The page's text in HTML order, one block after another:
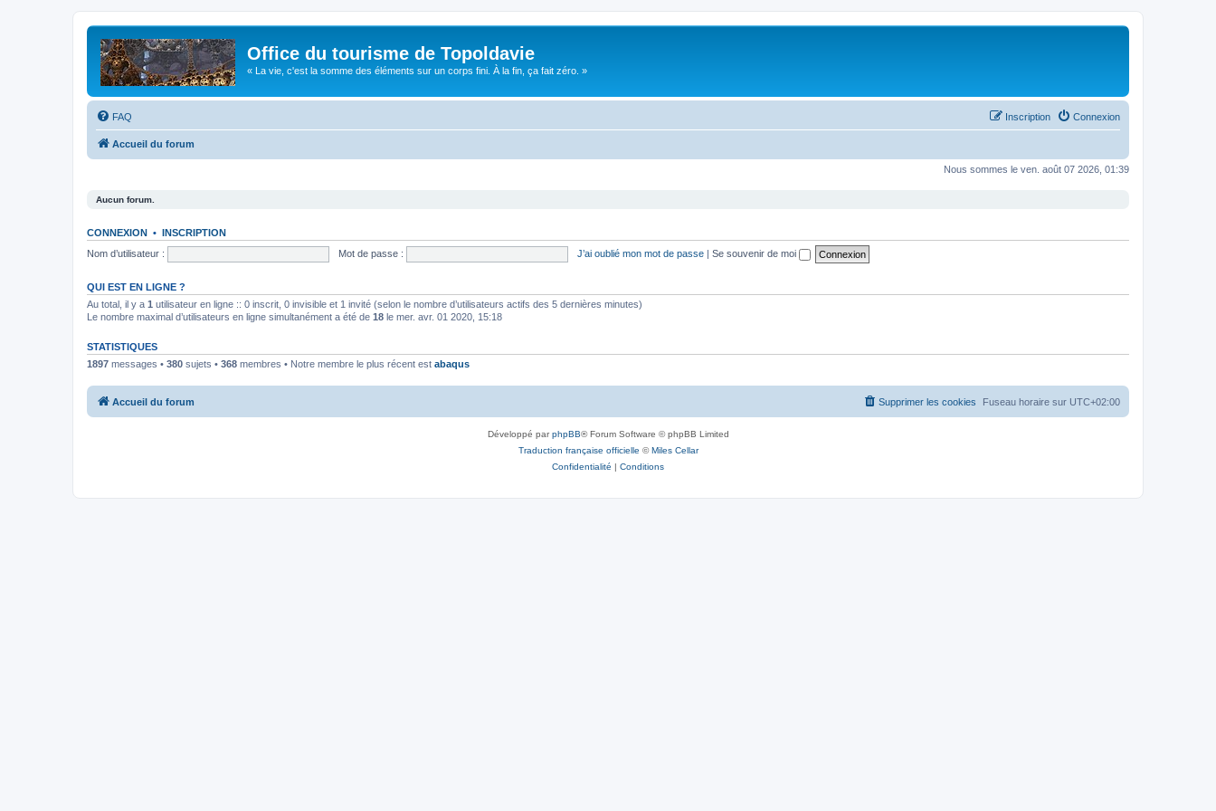
Office du tourisme de Topoldavie
« La vie, c'est la somme des éléments sur un corps fini. À la fin, ça fait zéro. »
FAQ Connexion
Inscription
Accueil du forum
Nous sommes le ven. août 07 2026, 01:39
Aucun forum.
CONNEXION • INSCRIPTION
Nom d’utilisateur :
Mot de passe : J’ai oublié mon mot de passe | Se souvenir de moi
QUI EST EN LIGNE ?
Au total, il y a 1 utilisateur en ligne :: 0 inscrit, 0 invisible et 1 invité (selon le nombre d’utilisateurs actifs des 5 dernières minutes)
Le nombre maximal d’utilisateurs en ligne simultanément a été de 18 le mer. avr. 01 2020, 15:18
STATISTIQUES
1897 messages • 380 sujets • 368 membres • Notre membre le plus récent est abaqus
Accueil du forum Fuseau horaire sur UTC+02:00
Supprimer les cookies
Développé parphpBB® Forum Software © phpBB Limited
Traduction française officielle ©Miles Cellar
Confidentialité | Conditions